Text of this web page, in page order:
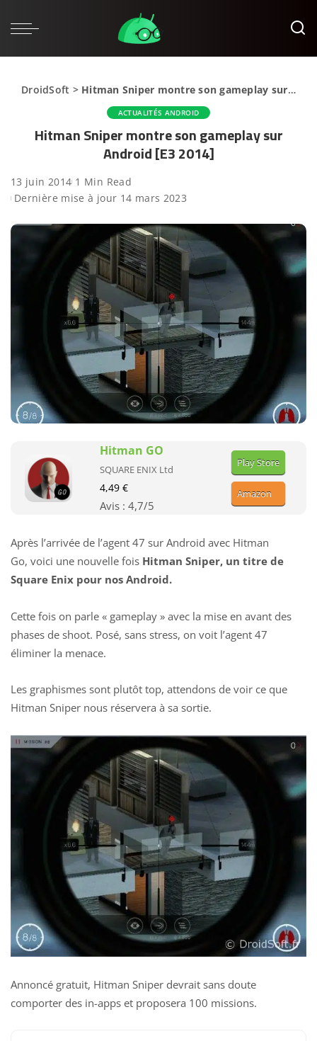
DroidSoft > Hitman Sniper montre son gameplay sur Android [E3 2014]
ACTUALITÉS ANDROID
Hitman Sniper montre son gameplay sur
Android [E3 2014]
13 juin 2014 1 Min Read
Dernière mise à jour 14 mars 2023
Hitman GO
SQUARE ENIX Ltd
4,49 €
Avis : 4,7/5
Play Store
Amazon
Après l’arrivée de l’agent 47 sur Android avec Hitman
Go, voici une nouvelle fois Hitman Sniper, un titre de
Square Enix pour nos Android.
Cette fois on parle « gameplay » avec la mise en avant des
phases de shoot. Posé, sans stress, on voit l’agent 47
éliminer la menace.
Les graphismes sont plutôt top, attendons de voir ce que
Hitman Sniper nous réservera à sa sortie.
Annoncé gratuit, Hitman Sniper devrait sans doute
comporter des in-apps et proposera 100 missions.